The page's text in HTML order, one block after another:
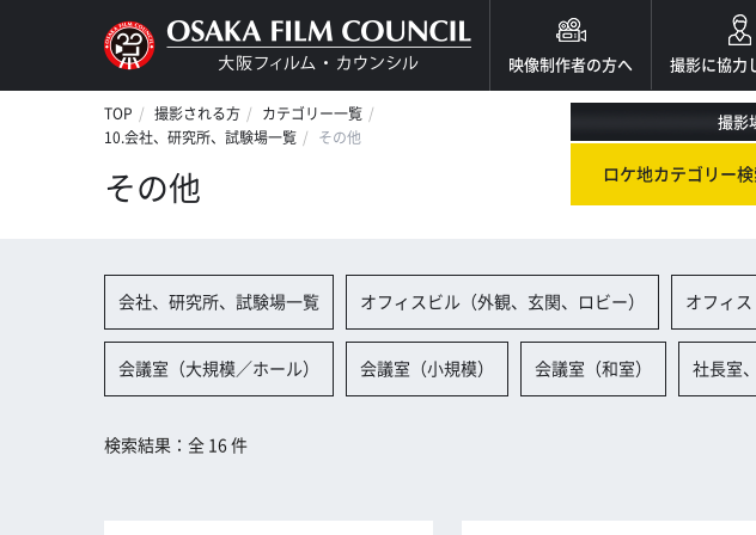
映像制作者の方へ 撮影に協力
TOP 撮影される方
カテゴリー一覧
10.会社、研究所、試験場一覧
その他
その他
撮影
ロケ地カテゴリー検
会社、研究所、試験場一覧 オフィスビル（外観、玄関、ロビー） オフィス
会議室（大規模／ホール） 会議室（小規模） 会議室（和室） 社長室
検索結果：全 16 件